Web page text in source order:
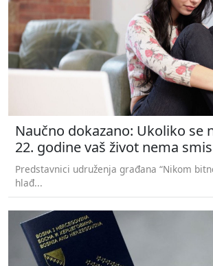
Naučno dokazano: Ukoliko se
22. godine vaš život nema
Predstavnici udruženja građana “Nikom
hlađ...